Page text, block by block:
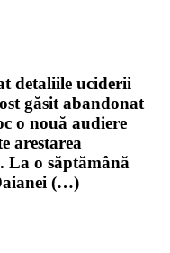
detaliile uciderii
găsit abandonat
o nouă audiere
arestarea
La o săptămână
(…)